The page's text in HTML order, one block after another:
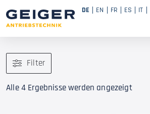
DE EN FR ES IT
Filter
Alle 4 Ergebnisse werden angezeigt